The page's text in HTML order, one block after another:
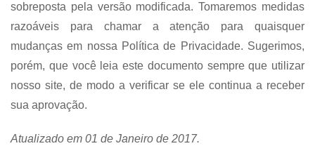
sobreposta pela versão modificada. Tomaremos medidas
razoáveis para chamar a atenção para quaisquer
mudanças em nossa Política de Privacidade. Sugerimos,
porém, que você leia este documento sempre que utilizar
nosso site, de modo a verificar se ele continua a receber
sua aprovação.
Atualizado em 01 de Janeiro de 2017.